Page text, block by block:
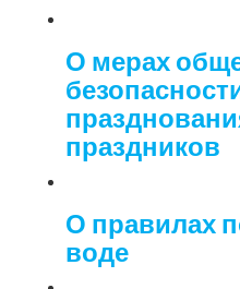
О мерах
праздников
О правилах
воде